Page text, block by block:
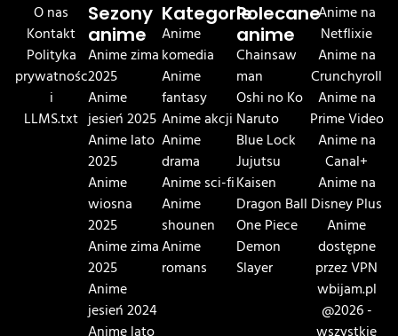
O nas
Kontakt
Polityka
prywatnośc
i
LLMS.txt
Sezony
anime
Anime zima
2025
Anime
jesień 2025
Anime lato
2025
Anime
wiosna
2025
Anime zima
2025
Anime
jesień 2024
Kategorie
Anime
komedia
Anime
fantasy
Anime akcji
Anime
drama
Anime sci-fi
Anime
shounen
Anime
romans
Polecane
anime
Chainsaw
man
Oshi no Ko
Naruto
Blue Lock
Jujutsu
Kaisen
Dragon Ball
One Piece
Demon
Slayer
Anime na
Netflixie
Anime na
Crunchyroll
Anime na
Prime Video
Anime na
Canal+
Anime na
Disney Plus
Anime
dostępne
przez VPN
wbijam.pl
@2026 -